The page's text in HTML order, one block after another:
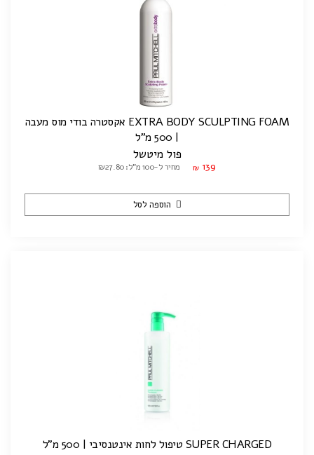
EXTRA BODY SCULPTING FOAM אקסטרה בודי מוס מעבה
| 500 מ"ל
פול מיטשל
₪ 139 מחיר ל-100 מ"ל: ₪27.80
הוספה לסל
SUPER CHARGED טיפול לחות אינטנסיבי | 500 מ"ל